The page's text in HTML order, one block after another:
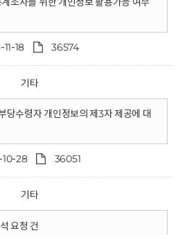
11-18 36574
기타
당수령자 개인정보의 제3자 제공에 대
10-28 36051
기타
요청 건